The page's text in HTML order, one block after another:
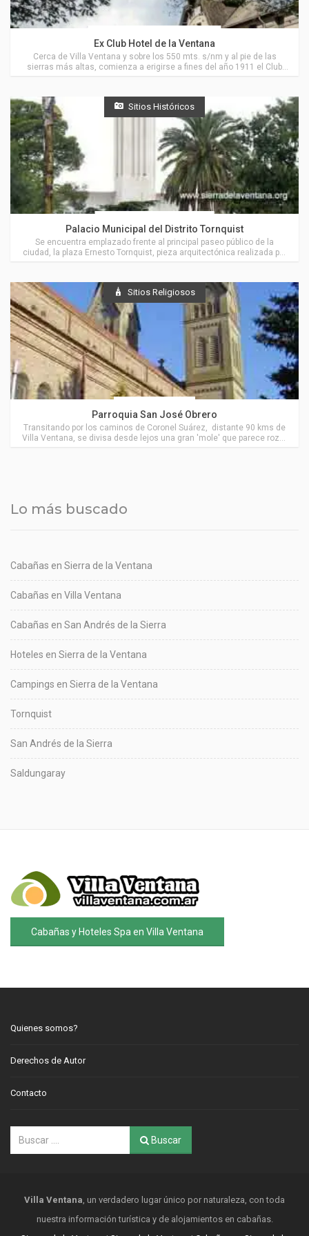
Ex Club Hotel de la Ventana
Cerca de Villa Ventana y sobre los 550 mts. s/nm y al pie de las
sierras más altas, comienza a erigirse a fines del año 1911 el Club
Sitios Históricos
Palacio Municipal del Distrito Tornquist
Se encuentra emplazado frente al principal paseo público de la
ciudad, la plaza Ernesto Tornquist, pieza arquitectónica realizada por
Sitios Religiosos
Parroquia San José Obrero
Transitando por los caminos de Coronel Suárez, distante 90 kms de
Villa Ventana, se divisa desde lejos una gran 'mole' que parece rozar
Lo más buscado
Cabañas en Sierra de la Ventana
Cabañas en Villa Ventana
Cabañas en San Andrés de la Sierra
Hoteles en Sierra de la Ventana
Campings en Sierra de la Ventana
Tornquist
San Andrés de la Sierra
Saldungaray
Cabañas y Hoteles Spa en Villa Ventana
Quienes somos?
Derechos de Autor
Contacto
Buscar
Villa Ventana, un verdadero lugar único por naturaleza, con toda
nuestra información turística y de alojamientos en cabañas.